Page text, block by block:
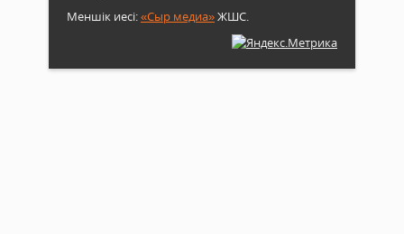
Меншік иесі:«Сыр медиа»ЖШС.